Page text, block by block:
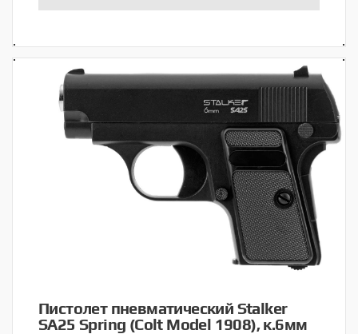
Пистолет пневматический Stalker
SA25 Spring (Colt Model 1908), к.6мм